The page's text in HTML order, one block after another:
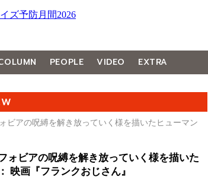
PEOPLE VIDEO
EXTRA
ビアの呪縛を解き放っていく様を描いたヒューマン
ォビアの呪縛を解き放っていく様を描いた
映画『フランクおじさん』